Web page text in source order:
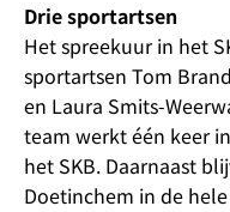
Drie sportartsen
Het spreekuur in het
sportartsen Tom
en Laura Smits-
team werkt één keer
het SKB. Daarnaast
Doetinchem in de